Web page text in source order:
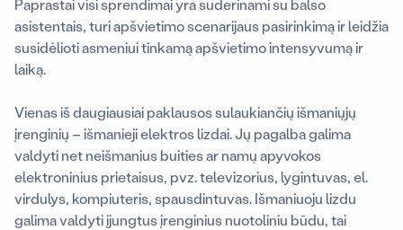
Paprastai visi sprendimai yra suderinami su balso
asistentais, turi apšvietimo scenarijaus pasirinkimą ir leidžia
susidėlioti asmeniui tinkamą apšvietimo intensyvumą ir
laiką.
Vienas iš daugiausiai paklausos sulaukiančių išmaniųjų
įrenginių – išmanieji elektros lizdai. Jų pagalba galima
valdyti net neišmanius buities ar namų apyvokos
elektroninius prietaisus, pvz. televizorius, lygintuvas, el.
virdulys, kompiuteris, spausdintuvas. Išmaniuoju lizdu
galima valdyti įjungtus įrenginius nuotoliniu būdu, tai